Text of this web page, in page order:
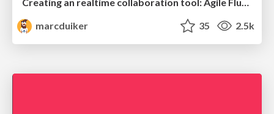
marcduiker
35 2.5k